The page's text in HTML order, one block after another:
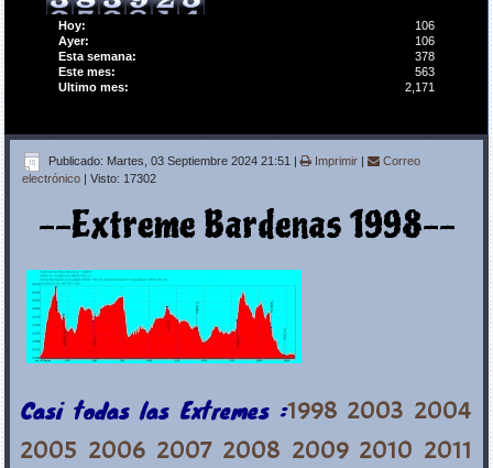
Hoy:
106
Ayer:
106
Esta semana:
378
Este mes:
563
Ultimo mes:
2,171
Publicado: Martes, 03 Septiembre 2024 21:51 | Imprimir |
Correo
electrónico | Visto: 17302
--Extreme Bardenas 1998--
Casi todas las Extremes :1998 2003 2004
2005 2006 2007 2008 2009 2010 2011